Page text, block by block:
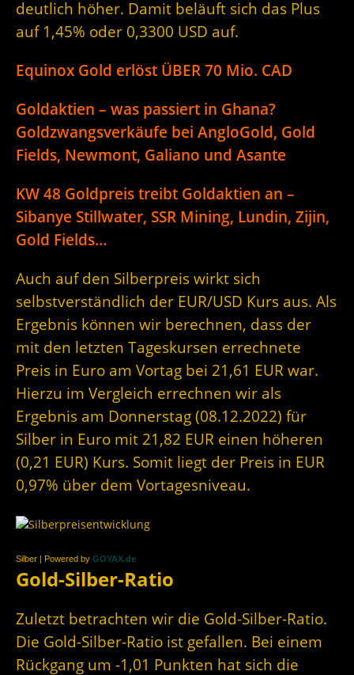
deutlich höher. Damit beläuft sich das Plus
auf 1,45% oder 0,3300 USD auf.
Equinox Gold erlöst ÜBER 70 Mio. CAD
Goldaktien – was passiert in Ghana?
Goldzwangsverkäufe bei AngloGold, Gold
Fields, Newmont, Galiano und Asante
KW 48 Goldpreis treibt Goldaktien an –
Sibanye Stillwater, SSR Mining, Lundin, Zijin,
Gold Fields…
Auch auf den Silberpreis wirkt sich
selbstverständlich der EUR/USD Kurs aus. Als
Ergebnis können wir berechnen, dass der
mit den letzten Tageskursen errechnete
Preis in Euro am Vortag bei 21,61 EUR war.
Hierzu im Vergleich errechnen wir als
Ergebnis am Donnerstag (08.12.2022) für
Silber in Euro mit 21,82 EUR einen höheren
(0,21 EUR) Kurs. Somit liegt der Preis in EUR
0,97% über dem Vortagesniveau.
Silber | Powered by GOYAX.de
Gold-Silber-Ratio
Zuletzt betrachten wir die Gold-Silber-Ratio.
Die Gold-Silber-Ratio ist gefallen. Bei einem
Rückgang um -1,01 Punkten hat sich die